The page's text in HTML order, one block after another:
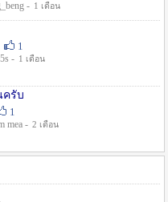
- 1 เดือน
1
- 1 เดือน
ครับ
1
mea - 2 เดือน